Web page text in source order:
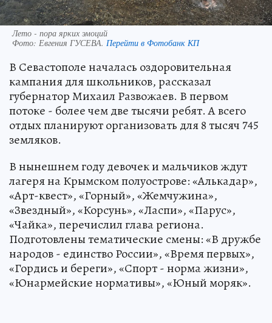
Лето - пора ярких эмоций
Фото: Евгения ГУСЕВА. Перейти в Фотобанк КП
В Севастополе началась оздоровительная
кампания для школьников, рассказал
губернатор Михаил Развожаев. В первом
потоке - более чем две тысячи ребят. А всего
отдых планируют организовать для 8 тысяч 745
земляков.
В нынешнем году девочек и мальчиков ждут
лагеря на Крымском полуострове: «Алькадар»,
«Арт-квест», «Горный», «Жемчужина»,
«Звездный», «Корсунь», «Ласпи», «Парус»,
«Чайка», перечислил глава региона.
Подготовлены тематические смены: «В дружбе
народов - единство России», «Время первых»,
«Гордись и береги», «Спорт - норма жизни»,
«Юнармейские нормативы», «Юный моряк».